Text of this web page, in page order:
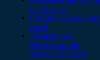
и интернет
Создание домашних
сетей
Абонентское
обслуживание
домашних сетей